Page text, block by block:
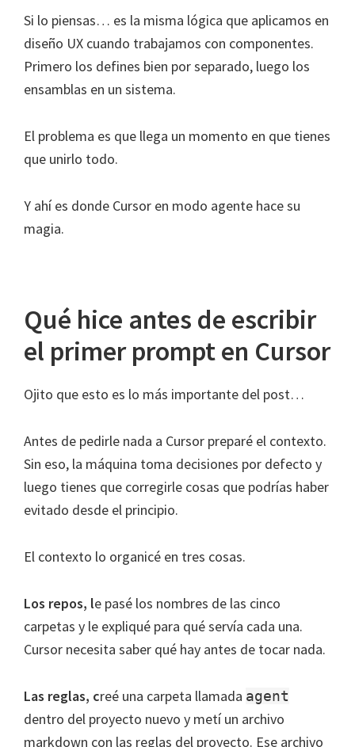
Si lo piensas… es la misma lógica que aplicamos en
diseño UX cuando trabajamos con componentes.
Primero los defines bien por separado, luego los
ensamblas en un sistema.
El problema es que llega un momento en que tienes
que unirlo todo.
Y ahí es donde Cursor en modo agente hace su
magia.
Qué hice antes de escribir
el primer prompt en Cursor
Ojito que esto es lo más importante del post…
Antes de pedirle nada a Cursor preparé el contexto.
Sin eso, la máquina toma decisiones por defecto y
luego tienes que corregirle cosas que podrías haber
evitado desde el principio.
El contexto lo organicé en tres cosas.
Los repos, le pasé los nombres de las cinco
carpetas y le expliqué para qué servía cada una.
Cursor necesita saber qué hay antes de tocar nada.
Las reglas, creé una carpeta llamada agent
dentro del proyecto nuevo y metí un archivo
markdown con las reglas del proyecto. Ese archivo